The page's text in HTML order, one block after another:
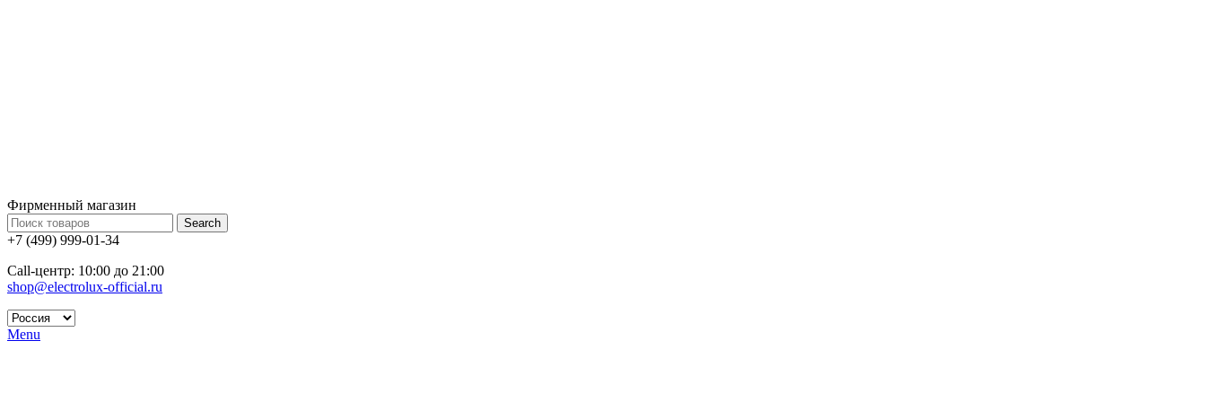
Фирменный магазин
Search
+7 (499) 999-01-34
Call-центр: 10:00 до 21:00
shop@electrolux-official.ru
Menu